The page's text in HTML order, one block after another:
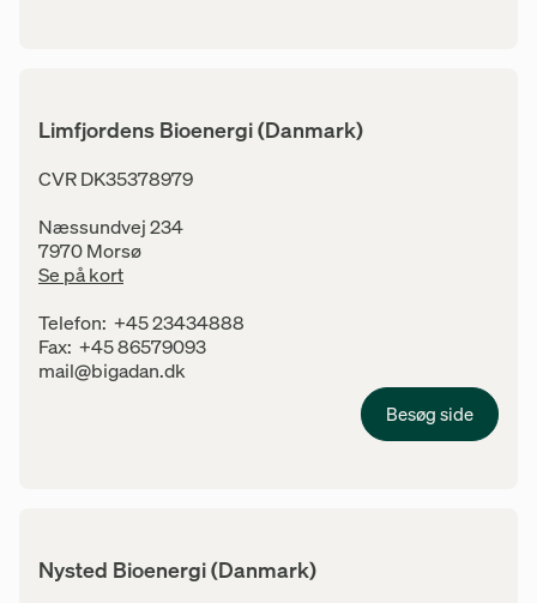
Limfjordens Bioenergi (Danmark)
Adresse
CVR DK35378979
Næssundvej 234
7970 Morsø
Se på kort
Kontaktinfo
Telefon: +45 23434888
Fax: +45 86579093
E-mail:
mail@bigadan.dk
Besøg side
Nysted Bioenergi (Danmark)